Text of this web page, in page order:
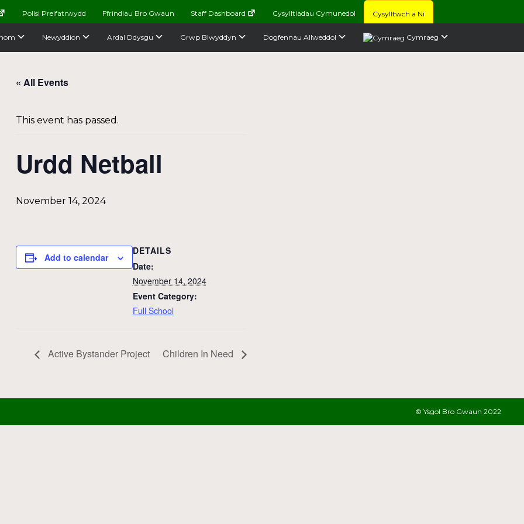
Polisi Preifatrwydd Ffrindiau Bro Gwaun Staff Dashboard Cysylltiadau Cymunedol Cysylltwch a Ni
Newyddion Ardal Ddysgu Grwp Blwyddyn Dogfennau Allweddol Cymraeg
« All Events
This event has passed.
Urdd Netball
November 14, 2024
Add to calendar
DETAILS
Date:
November 14, 2024
Event Category:
Full School
Active Bystander Project Children In Need
© Ysgol Bro Gwaun 2022